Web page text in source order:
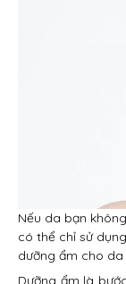
Nếu da bạn
có thể chỉ sử
dưỡng ẩm cho da
Dưỡng ẩm là